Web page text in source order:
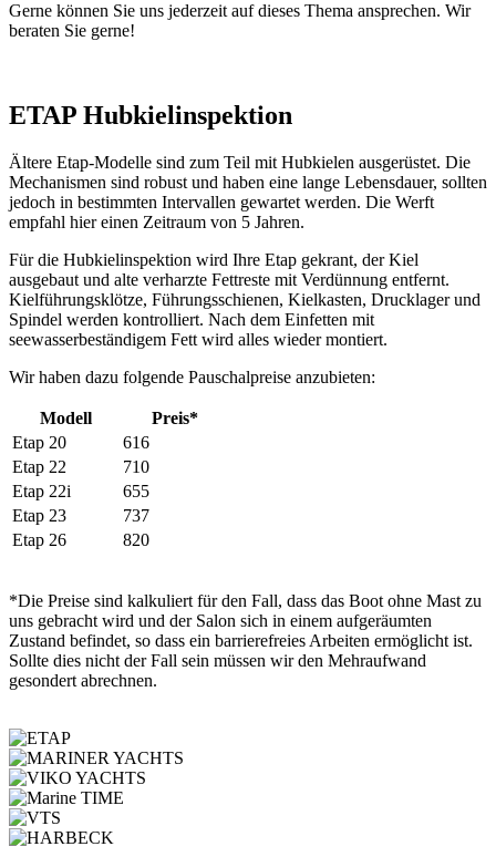
Gerne können Sie uns jederzeit auf dieses Thema ansprechen. Wir
beraten Sie gerne!
ETAP Hubkielinspektion
Ältere Etap-Modelle sind zum Teil mit Hubkielen ausgerüstet. Die
Mechanismen sind robust und haben eine lange Lebensdauer, sollten
jedoch in bestimmten Intervallen gewartet werden. Die Werft
empfahl hier einen Zeitraum von 5 Jahren.
Für die Hubkielinspektion wird Ihre Etap gekrant, der Kiel
ausgebaut und alte verharzte Fettreste mit Verdünnung entfernt.
Kielführungsklötze, Führungsschienen, Kielkasten, Drucklager und
Spindel werden kontrolliert. Nach dem Einfetten mit
seewasserbeständigem Fett wird alles wieder montiert.
Wir haben dazu folgende Pauschalpreise anzubieten:
Modell
Preis*
Etap 20
616
Etap 22
710
Etap 22i
655
Etap 23
737
Etap 26
820
*Die Preise sind kalkuliert für den Fall, dass das Boot ohne Mast zu
uns gebracht wird und der Salon sich in einem aufgeräumten
Zustand befindet, so dass ein barrierefreies Arbeiten ermöglicht ist.
Sollte dies nicht der Fall sein müssen wir den Mehraufwand
gesondert abrechnen.